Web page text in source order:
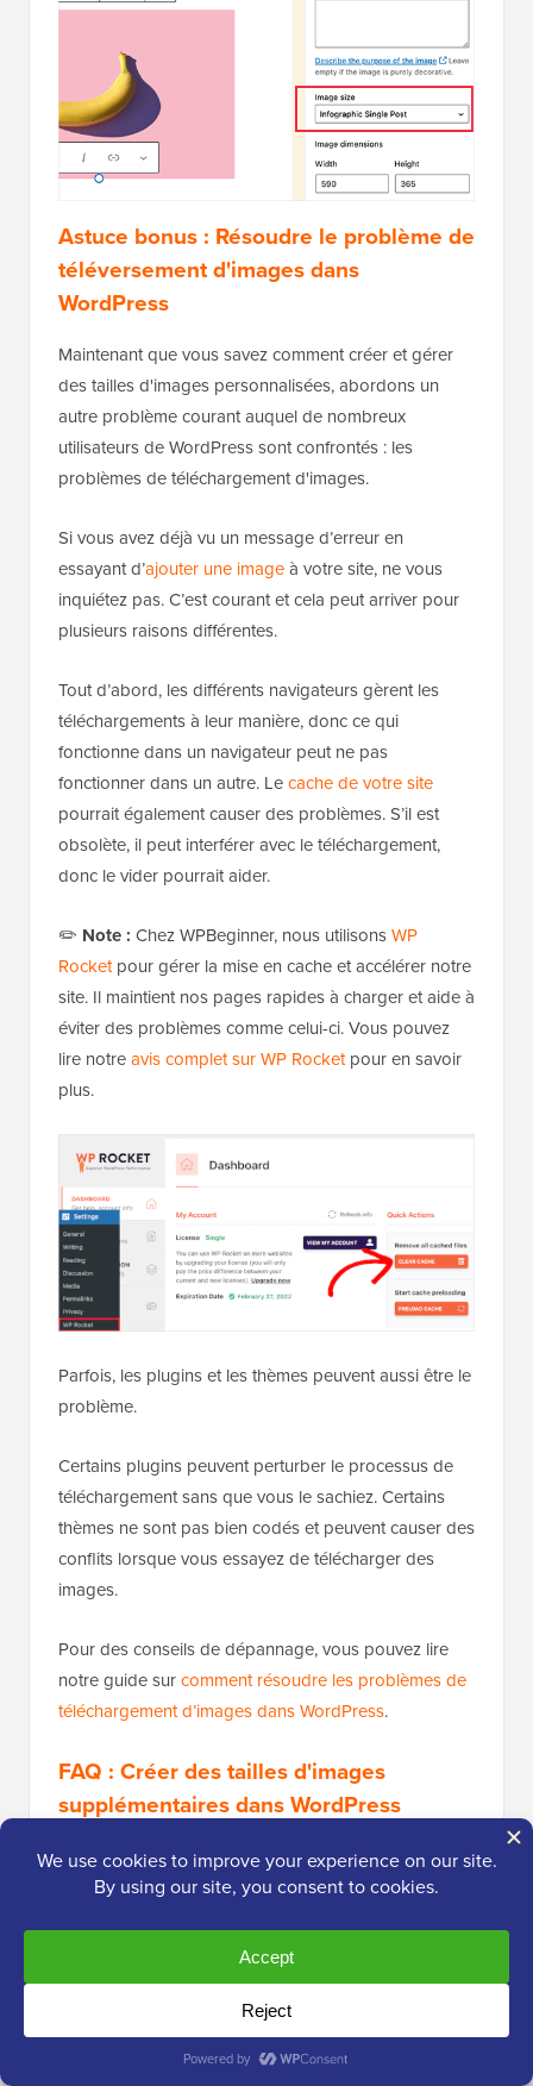
WordPress
Répétez simplement le même processus pour ajouter
le code de extrait personnalisé que nous avons
partagé. Ensuite, n'oubliez pas d'activer et
d'enregistrer l'extrait après avoir ajouté le code.
Maintenant, lorsque voustéléchargez une image
WordPress, vous verrez toutes les tailles
pouvez maintenant changer la taille de l’image
lorsque vous travaillez sur n’importe quelle page ou
publication.
Astuce bonus : Résoudre le problème de
téléversement d'images dans
WordPress
Maintenant que vous savez comment créer et gérer
des tailles d'images personnalisées, abordons un
utilisateurs de WordPress sont confrontés : les
problèmes de téléchargement d'images.
Si vous avez déjà vu un message d’erreur en
essayant d’ajouter une imageà votre site, ne vous
inquiétez pas. C’est courant et cela peut arriver pour
plusieurs raisons différentes.
Tout d’abord, les différents navigateurs gèrent les
téléchargements à leur manière, donc ce qui
fonctionne dans un navigateur peut ne pas
fonctionner dans un autre. Lecache de votre site
pourrait également causer des problèmes. S’il est
donc le vider pourrait aider.
Rocketpour gérer la mise en cache et accélérer notre
site. Il maintient nos pages rapides à charger et aide à
éviter des problèmes comme celui-ci. Vous pouvez
lire notreavis complet sur WP Rocketpour en savoir
plus.
Parfois, les plugins et les thèmes peuvent aussi être le
problème.
Certains plugins peuvent perturber le processus de
thèmes ne sont pas bien codés et peuvent causer des
conflits lorsque vous essayez de télécharger des